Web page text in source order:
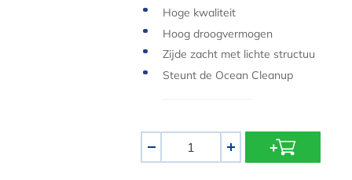
Hoge kwaliteit
Hoog droogvermogen
Zijde zacht met lichte structuu
r
Steunt de Ocean Cleanup
- +